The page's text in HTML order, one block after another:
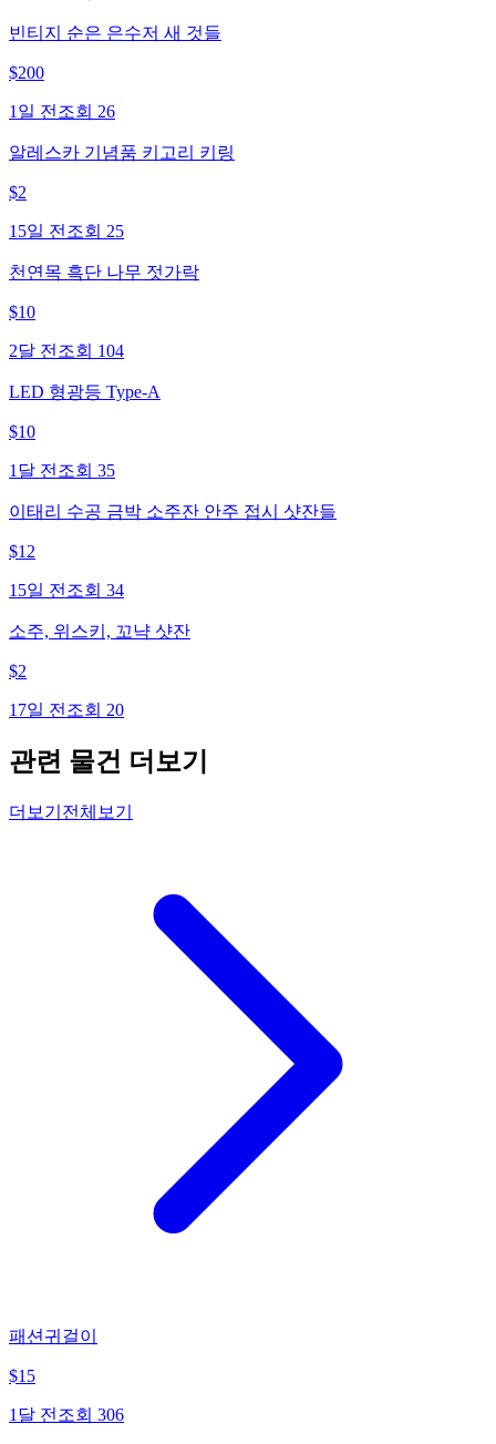
빈티지 순은 은수저 새 것들
$200
1일 전 조회 26
알레스카 기념품 키고리 키링
$2
15일 전 조회 25
천연목 흑단 나무 젓가락
$10
2달 전 조회 104
LED 형광등 Type-A
$10
1달 전 조회 35
이태리 수공 금박 소주잔 안주 접시 샷잔들
$12
15일 전 조회 34
소주, 위스키, 꼬냑 샷잔
$2
17일 전 조회 20
관련 물건 더보기
더보기 전체보기
패션귀걸이
$15
1달 전 조회 306